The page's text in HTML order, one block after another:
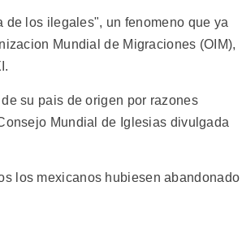
los ilegales", un fenomeno que ya
Mundial de Migraciones (OIM),
su pais de origen por razones
Mundial de Iglesias divulgada
los mexicanos hubiesen abandonado